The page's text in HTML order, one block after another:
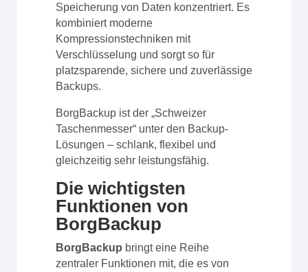
Speicherung von Daten konzentriert. Es
kombiniert moderne
Kompressionstechniken mit
Verschlüsselung und sorgt so für
platzsparende, sichere und zuverlässige
Backups.
BorgBackup ist der „Schweizer
Taschenmesser“ unter den Backup-
Lösungen – schlank, flexibel und
gleichzeitig sehr leistungsfähig.
Die wichtigsten
Funktionen von
BorgBackup
BorgBackup bringt eine Reihe
zentraler Funktionen mit, die es von